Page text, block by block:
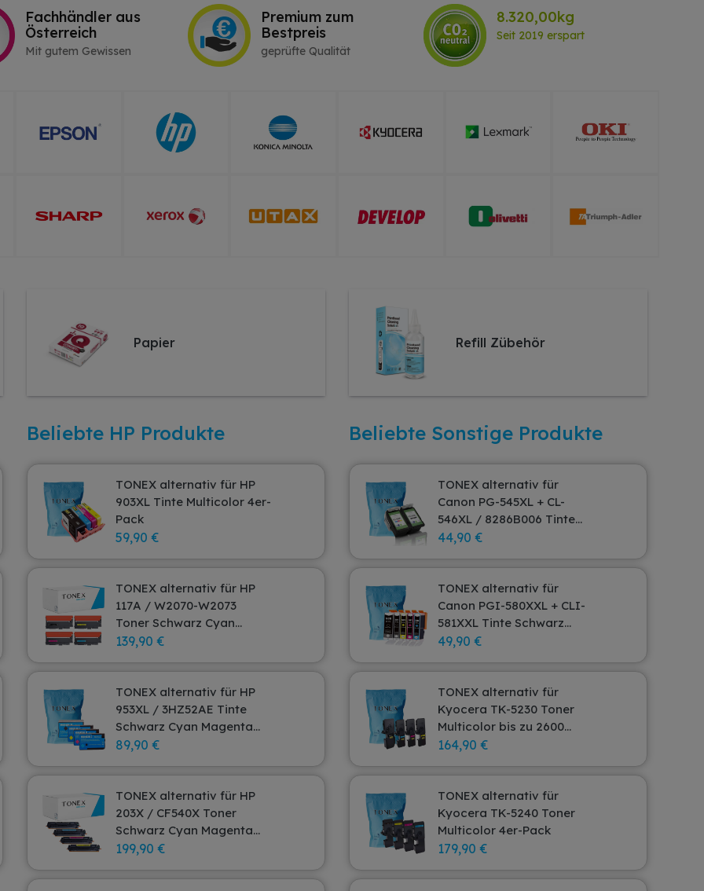
Fachhändler aus
Österreich
Mit gutem Gewissen
Premium zum
Bestpreis
geprüfte Qualität
8.320,00kg
Seit 2019 erspart
Papier Refill Zübehör
Beliebte HP Produkte
TONEX alternativ für HP
903XL Tinte Multicolor 4er-
Pack
59,90 €
TONEX alternativ für HP
117A / W2070-W2073
Toner Schwarz Cyan
Magenta Gelb 4er Pack
139,90 €
TONEX alternativ für HP
953XL / 3HZ52AE Tinte
Schwarz Cyan Magenta
Gelb 136ml 4er-Pack
89,90 €
TONEX alternativ für HP
203X / CF540X Toner
Schwarz Cyan Magenta
Gelb 4er-Pack
199,90 €
Beliebte Sonstige Produkte
TONEX alternativ für
Canon PG-545XL + CL-
546XL / 8286B006 Tinte
Schwarz Color bis zu 400
44,90 €
TONEX alternativ für
Canon PGI-580XXL + CLI-
581XXL Tinte Schwarz
Cyan Magenta Gelb Foto
49,90 €
TONEX alternativ für
Kyocera TK-5230 Toner
Multicolor bis zu 2600
Seiten 4er-Pack
164,90 €
TONEX alternativ für
Kyocera TK-5240 Toner
Multicolor 4er-Pack
179,90 €